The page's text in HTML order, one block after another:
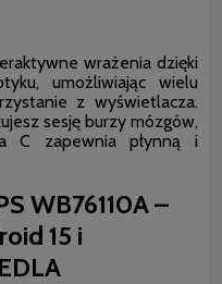
wrażenia dzięki
umożliwiając wielu
z wyświetlacza.
sesję burzy mózgów,
C zapewnia płynną i
WB76110A –
15 i